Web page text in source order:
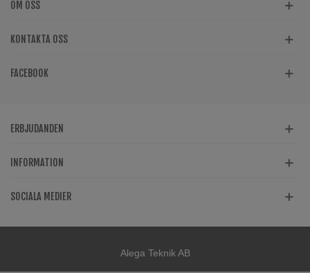
OM OSS
KONTAKTA OSS
FACEBOOK
ERBJUDANDEN
INFORMATION
SOCIALA MEDIER
Alega Teknik AB